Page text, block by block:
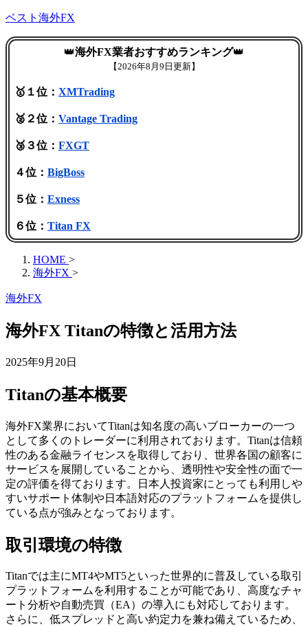
ベスト海外FX
👑海外FX業者おすすめランキング👑
【2026年8月9日更新】
🥇１位： XMTrading
🥈２位： Vantage Trading
🥉３位： FXGT
４位： BigBoss
５位： Exness
６位： Titan FX
HOME >
海外FX >
海外FX
海外FX Titanの特徴と活用方法
2025年9月20日
Titanの基本概要
海外FX業界においてTitanは知名度の高いブローカーの一つ
として多くのトレーダーに利用されております。Titanは信頼
性のある金融ライセンスを取得しており、世界各国の顧客に
サービスを展開していることから、透明性や安全性の面で一
定の評価を得ております。日本人投資家にとっても利用しや
すいサポート体制や日本語対応のプラットフォームを提供し
ている点が強みとなっております。
取引環境の特徴
Titanでは主にMT4やMT5といった世界的に普及している取引
プラットフォームを利用することが可能であり、高度なチャ
ート分析や自動売買（EA）の導入にも対応しております。
さらに、低スプレッドと高い約定力を兼ね備えているため、